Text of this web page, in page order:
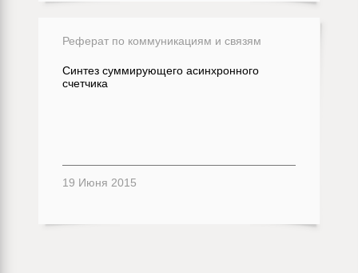
Реферат по коммуникациям и связям
Синтез суммирующего асинхронного
счетчика
19 Июня 2015